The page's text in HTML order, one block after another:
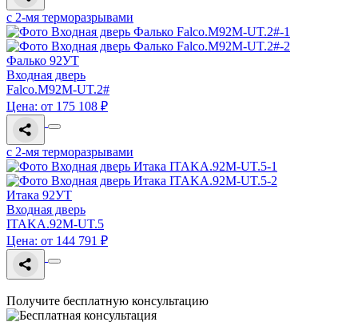
с 2-мя терморазрывами
Фалько 92УТ
Входная дверь
Falco.M92M-UT.2#
Цена: от 175 108 ₽
с 2-мя терморазрывами
Итака 92УТ
Входная дверь
ITAKA.92M-UT.5
Цена: от 144 791 ₽
Получите бесплатную консультацию